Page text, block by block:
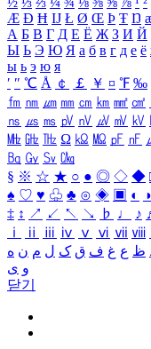
Æ Ð Ħ Ĳ Ł Ø Œ Þ Ŧ Ŋ
А Б В Г Д Е Ё Ж З И Й
Ы Ь Э Ю Я а б в г д е ё
ы ь э ю я
′ ″ ℃ Å ￠ ￡ ￥ ¤ ℉ ‰
㎙ ㎚ ㎛ ㎜ ㎝ ㎞ ㎟ ㎠
㎱ ㎲ ㎳ ㎴ ㎵ ㎶ ㎷ ㎸
㎒ ㎓ ㎔ Ω ㏀ ㏁ ㎊ ㎋
㏃ ㏉ ㏜ ㏆
§ ※ ☆ ★ ○ ● ◎ ◇ ◆
♠ ♡ ♥ ♧ ♣ ⊙ ◈ ▣ ◐ ◑
‡ ↕ ↗ ↙ ↖ ↘ ♭ ♩ ♪
ⅰ
ⅱ ⅲ ⅳ ⅴ ⅵ ⅶ ⅷ
ظ ع غ ف ق ک ل م ن ه
و ی
닫기